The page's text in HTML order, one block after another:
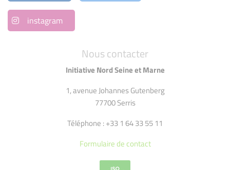
Nous contacter
Initiative Nord Seine et Marne
1, avenue Johannes Gutenberg
77700 Serris
Téléphone : +33 1 64 33 55 11
Formulaire de contact
instagram